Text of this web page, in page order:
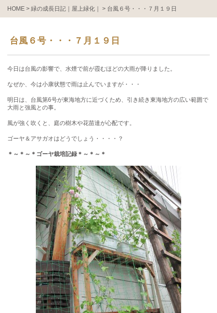
HOME > 緑の成長日記｜屋上緑化｜ > 台風６号・・・７月１９日
台風６号・・・７月１９日
今日は台風の影響で、水煙で前が霞むほどの大雨が降りました。
なぜか、今は小康状態で雨は止んでいますが・・・
明日は、台風第6号が東海地方に近づくため、引き続き東海地方の広い範囲で
大雨と強風との事。
風が強く吹くと、庭の樹木や花苗達が心配です。
ゴーヤ＆アサガオはどうでしょう・・・・？
＊～＊～＊ゴーヤ栽培記録＊～＊～＊